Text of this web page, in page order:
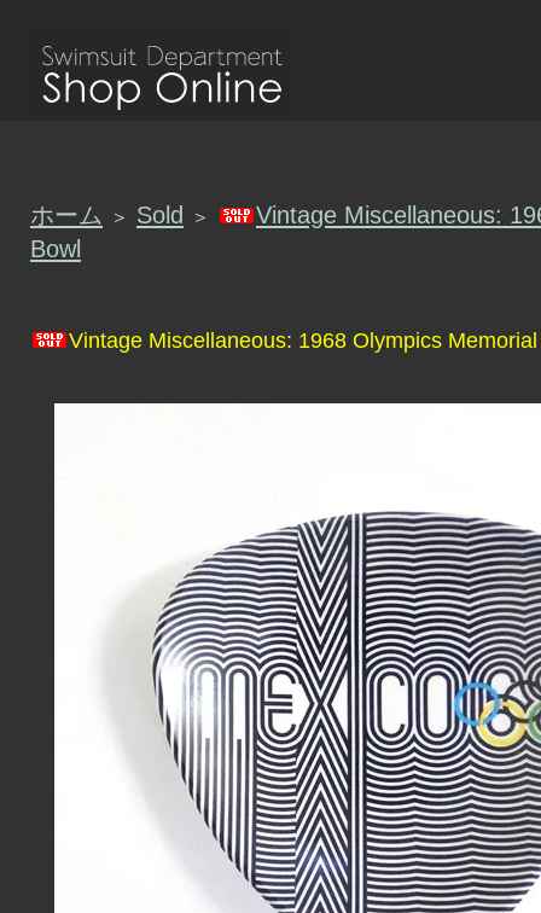
ホーム ＞ Sold ＞
Vintage Miscellaneous:
Bowl
Vintage Miscellaneous: 1968 Olympics